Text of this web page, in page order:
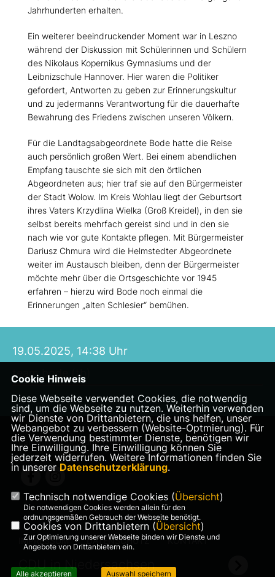
Jahrhunderten erhalten.
Ein weiterer beeindruckender Moment war in Leszno
während der Diskussion mit Schülerinnen und Schülern
des Nikolaus Kopernikus Gymnasiums und der
Leibnizschule Hannover. Hier waren die Politiker
gefordert, Antworten zu geben zur Erinnerungskultur
und zu jedermanns Verantwortung für die dauerhafte
Bewahrung des Friedens zwischen unseren Völkern.
Für die Landtagsabgeordnete Bode hatte die Reise
auch persönlich großen Wert. Bei einem abendlichen
Empfang tauschte sie sich mit den örtlichen
Abgeordneten aus; hier traf sie auf den Bürgermeister
der Stadt Wolow. Im Kreis Wohlau liegt der Geburtsort
ihres Vaters Krzydlina Wielka (Groß Kreidel), in den sie
selbst bereits mehrfach gereist sind und in den sie
nach wie vor gute Kontakte pflegen. Mit Bürgermeister
Dariusz Chmura wird die Helmstedter Abgeordnete
weiter im Austausch bleiben, denn der Bürgermeister
möchte mehr über die Ortsgeschichte vor 1945
erfahren – hierzu wird Bode noch einmal die
Erinnerungen „alten Schlesier“ bemühen.
19.05.2025, 14:38 Uhr
team bode (tb)
Landtagsabgeordnete Veronika Bode
IMPRESSUM DATENSCHUTZ KONTAKT
CDU in Niedersachsen
Cookie Hinweis
Diese Webseite verwendet Cookies, die notwendig
sind, um die Webseite zu nutzen. Weiterhin verwenden
wir Dienste von Drittanbietern, die uns helfen, unser
Webangebot zu verbessern (Website-Optmierung). Für
die Verwendung bestimmter Dienste, benötigen wir
Ihre Einwilligung. Ihre Einwilligung können Sie
jederzeit widerrufen. Weitere Informationen finden Sie
in unserer Datenschutzerklärung.
Technisch notwendige Cookies (Übersicht)
Die notwendigen Cookies werden allein für den
ordnungsgemäßen Gebrauch der Webseite benötigt.
Cookies von Drittanbietern (Übersicht)
Zur Optimierung unserer Webseite binden wir Dienste und
Angebote von Drittanbietern ein.
Alle akzeptieren Auswahl speichern